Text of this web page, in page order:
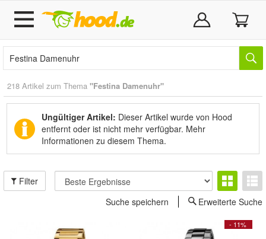
218 Artikel zum Thema "Festina Damenuhr"
Ungültiger Artikel: Dieser Artikel wurde von Hood
entfernt oder ist nicht mehr verfügbar. Mehr
Informationen zu diesem Thema.
Filter
Suche speichern
Erweiterte Suche
- 11%